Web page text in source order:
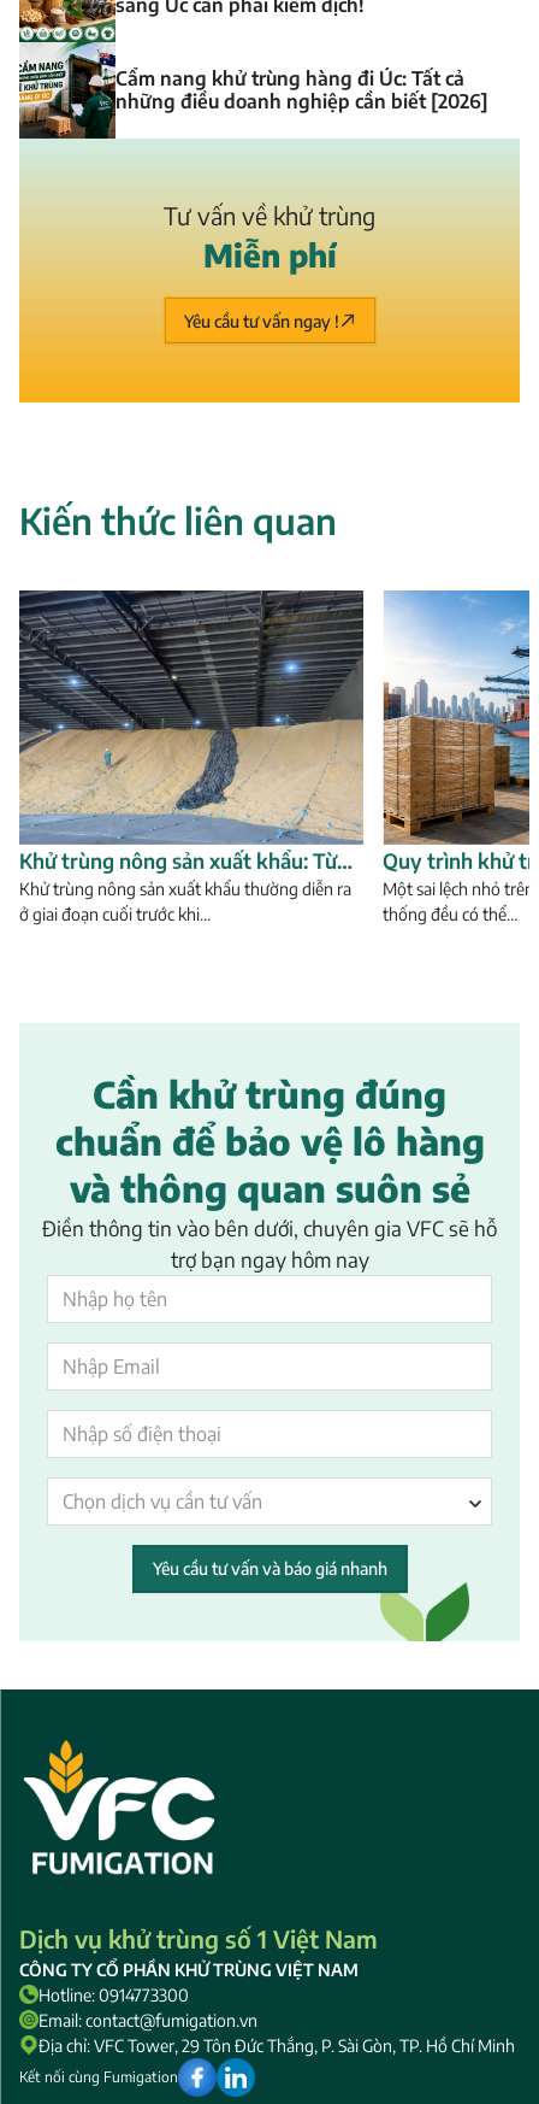
sang Úc cần phải kiểm dịch!
Cẩm nang khử trùng hàng đi Úc: Tất cả
những điều doanh nghiệp cần biết [2026]
Tư vấn về khử trùng
Miễn phí
Yêu cầu tư vấn ngay !
Kiến thức liên quan
Khử trùng nông sản xuất khẩu: Từ
xử lý hàng hóa đến quản lý dữ liệu và
chứng thư
Khử trùng nông sản xuất khẩu thường diễn ra
ở giai đoạn cuối trước khi…
Quy trình khử
khẩu sang Úc
Một sai lệch nhỏ
thống đều có thể…
Cần khử trùng đúng
chuẩn để bảo vệ lô hàng
và thông quan suôn sẻ
Điền thông tin vào bên dưới, chuyên gia VFC sẽ hỗ
trợ bạn ngay hôm nay
Chọn dịch vụ cần tư vấn
Yêu cầu tư vấn và báo giá nhanh
Dịch vụ khử trùng số 1 Việt Nam
CÔNG TY CỔ PHẦN KHỬ TRÙNG VIỆT NAM
Hotline: 0914773300
Email: contact@fumigation.vn
Địa chỉ: VFC Tower, 29 Tôn Đức Thắng, P. Sài Gòn, TP. Hồ Chí Minh
Kết nối cùng Fumigation